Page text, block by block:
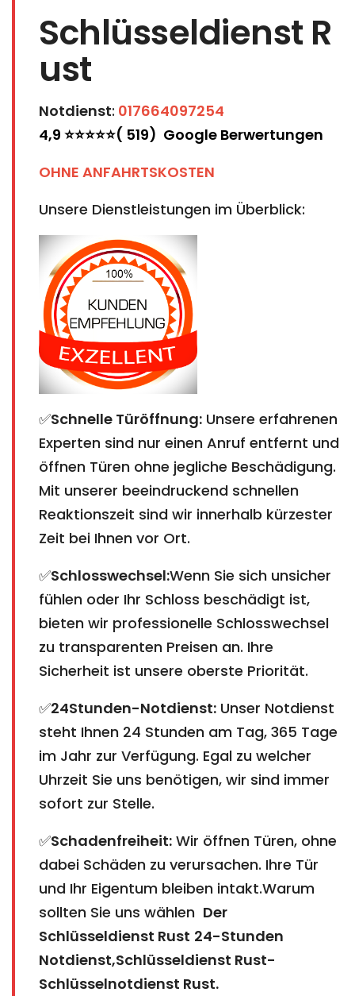
Schlüsseldienst R
ust
Notdienst: 017664097254
4,9 ⭐⭐⭐⭐⭐( 519) Google Berwertungen
OHNE ANFAHRTSKOSTEN
Unsere Dienstleistungen im Überblick:
✅Schnelle Türöffnung: Unsere erfahrenen
Experten sind nur einen Anruf entfernt und
öffnen Türen ohne jegliche Beschädigung.
Mit unserer beeindruckend schnellen
Reaktionszeit sind wir innerhalb kürzester
Zeit bei Ihnen vor Ort.
✅Schlosswechsel:Wenn Sie sich unsicher
fühlen oder Ihr Schloss beschädigt ist,
bieten wir professionelle Schlosswechsel
zu transparenten Preisen an. Ihre
Sicherheit ist unsere oberste Priorität.
✅24Stunden-Notdienst: Unser Notdienst
steht Ihnen 24 Stunden am Tag, 365 Tage
im Jahr zur Verfügung. Egal zu welcher
Uhrzeit Sie uns benötigen, wir sind immer
sofort zur Stelle.
✅Schadenfreiheit: Wir öffnen Türen, ohne
dabei Schäden zu verursachen. Ihre Tür
und Ihr Eigentum bleiben intakt.Warum
sollten Sie uns wählen Der
Schlüsseldienst Rust 24-Stunden
Notdienst,Schlüsseldienst Rust-
Schlüsselnotdienst Rust.